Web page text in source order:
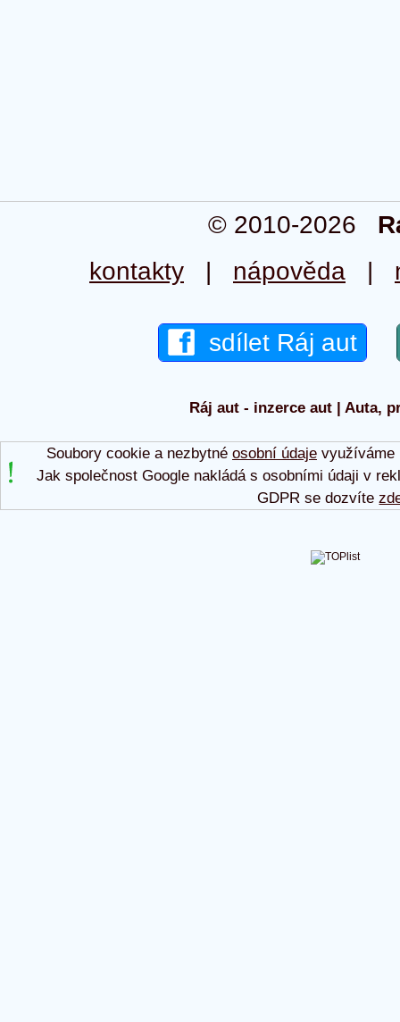
© 2010-2026
kontakty | nápověda |
sdílet Ráj aut
Ráj aut - inzerce aut | Auta,
Soubory cookie a nezbytné osobní údajevyužíváme
Jak společnost Google nakládá s osobními údaji v
GDPR se dozvíte